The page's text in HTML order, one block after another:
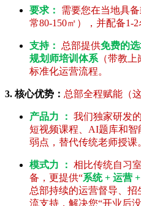
要求：
需要您在当地具
常80-150㎡），并配备1-2
支持： 总部提供免费的
规划师培训体系 （带教
标准化运营流程。
3. 核心优势： 总部全程赋能（
产品力 ： 我们独家研发的
短视频课程、AI题库和
弱点，替代传统老师授课
模式力 ： 相比传统自习
备，更提供“系统 + 运营
总部持续的运营督导、招
流支持，解决您“开业后